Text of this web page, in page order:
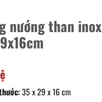
nướng than inox
35 x 29 x 16 cm